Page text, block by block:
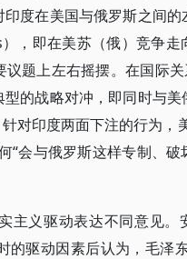
度在美国与俄罗斯之间
，即在美苏（俄）竞争走
题上左右摇摆。在国际
的战略对冲，即同时与
对印度两面下注的行为，
“会与俄罗斯这样专制、
主义驱动表达不同意见。
的驱动因素后认为，毛泽